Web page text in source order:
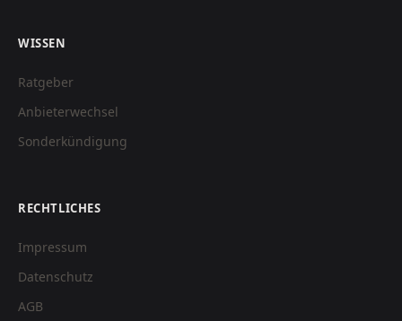
WISSEN
Ratgeber
Anbieterwechsel
Sonderkündigung
RECHTLICHES
Impressum
Datenschutz
AGB